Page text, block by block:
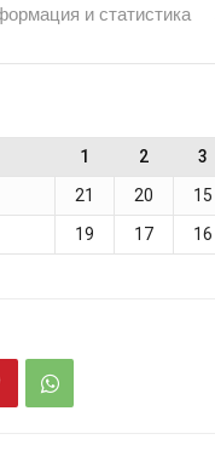
и статистика
1 2 3
21 20 15
19 17 16